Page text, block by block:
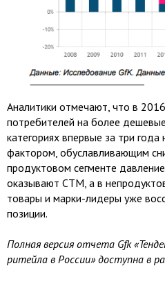
Аналитики отмечают, что в
потребителей на более
категориях впервые за три
фактором, обуславливающим
продуктовом сегменте
оказывают СТМ, а в
товары и марки-лидеры уже
позиции.
Полная версия отчета Gfk
ритейла в России» доступна в